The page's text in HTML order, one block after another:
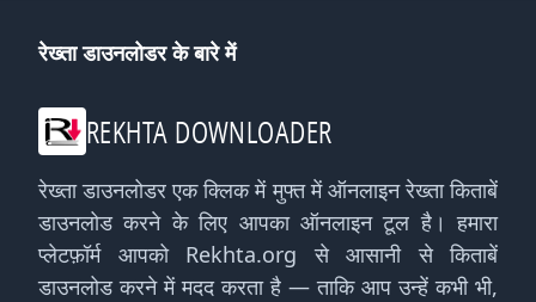
रेख्ता डाउनलोडर के बारे में
REKHTA DOWNLOADER
रेख्ता डाउनलोडर एक क्लिक में मुफ्त में ऑनलाइन रेख्ता किताबें
डाउनलोड करने के लिए आपका ऑनलाइन टूल है। हमारा
प्लेटफ़ॉर्म आपको Rekhta.org से आसानी से किताबें
डाउनलोड करने में मदद करता है — ताकि आप उन्हें कभी भी,